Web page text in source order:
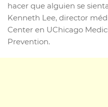
hacer que alguien se
Kenneth Lee, director
Center en UChicago
Prevention.